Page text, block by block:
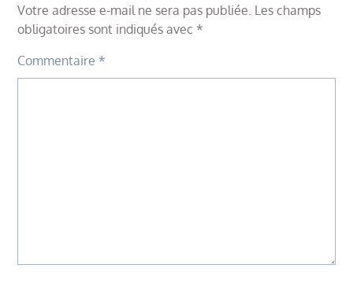
Votre adresse e-mail ne sera pas publiée. Les champs
obligatoires sont indiqués avec *
Commentaire *